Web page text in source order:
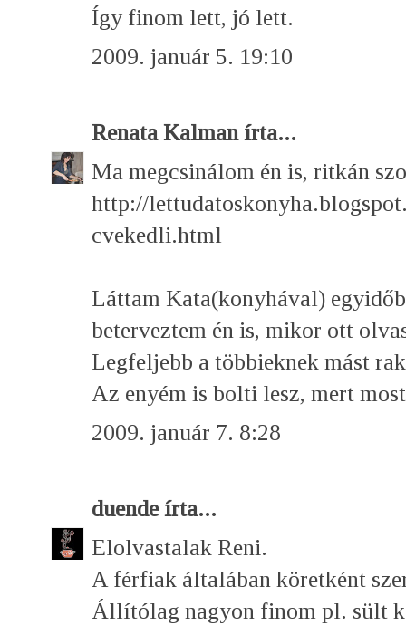
Így finom lett, jó lett.
2009. január 5. 19:10
Renata Kalmanírta...
Ma megcsinálom én is, ritkán
http://
cvekedli.html
Láttam Kata(konyhával)
beterveztem én is, mikor ott
Legfeljebb a többieknek mást
Az enyém is bolti lesz, mert
2009. január 7. 8:28
duendeírta...
Elolvastalak Reni.
A férfiak általában köretként
Állítólag nagyon finom pl. sült